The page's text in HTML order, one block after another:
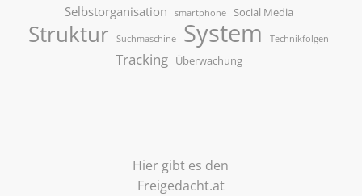
Selbstorganisation smartphone Social Media
Struktur Suchmaschine System Technikfolgen
Tracking Überwachung
Hier gibt es den
Freigedacht.at